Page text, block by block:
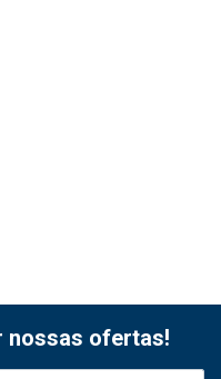
nossas ofertas!